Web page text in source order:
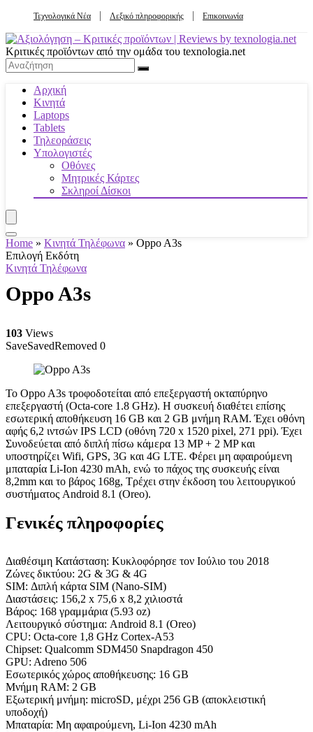
Τεχνολογικά Νέα Λεξικό πληροφορικής Επικοινωνία
Κριτικές προϊόντων από την ομάδα του texnologia.net
Αρχική
Κινητά
Laptops
Tablets
Τηλεοράσεις
Υπολογιστές
Οθόνες
Μητρικές Κάρτες
Σκληροί Δίσκοι
Home » Κινητά Τηλέφωνα » Oppo A3s
Επιλογή Εκδότη
Κινητά Τηλέφωνα
Oppo A3s
103 Views
SaveSavedRemoved 0
Το Oppo A3s τροφοδοτείται από επεξεργαστή οκταπύρηνο
επεξεργαστή (Octa-core 1.8 GHz). Η συσκευή διαθέτει επίσης
εσωτερική αποθήκευση 16 GB και 2 GB μνήμη RAM. Έχει οθόνη
αφής 6,2 ιντσών IPS LCD (οθόνη 720 x 1520 pixel, 271 ppi). Έχει
Συνοδεύεται από διπλή πίσω κάμερα 13 MP + 2 MP και
υποστηρίζει Wifi, GPS, 3G και 4G LTE. Φέρει μη αφαιρούμενη
μπαταρία Li-Ion 4230 mAh, ενώ το πάχος της συσκευής είναι
8,2mm και το βάρος 168g, Τρέχει στην έκδοση του λειτουργικού
συστήματος Android 8.1 (Oreo).
Γενικές πληροφορίες
Διαθέσιμη Κατάσταση: Κυκλοφόρησε τον Ιούλιο του 2018
Ζώνες δικτύου: 2G & 3G & 4G
SIM: Διπλή κάρτα SIM (Nano-SIM)
Διαστάσεις: 156,2 x 75,6 x 8,2 χιλιοστά
Βάρος: 168 γραμμάρια (5.93 oz)
Λειτουργικό σύστημα: Android 8.1 (Oreo)
CPU: Octa-core 1,8 GHz Cortex-A53
Chipset: Qualcomm SDM450 Snapdragon 450
GPU: Adreno 506
Εσωτερικός χώρος αποθήκευσης: 16 GB
Μνήμη RAM: 2 GB
Εξωτερική μνήμη: microSD, μέχρι 256 GB (αποκλειστική
υποδοχή)
Μπαταρία: Μη αφαιρούμενη, Li-Ion 4230 mAh